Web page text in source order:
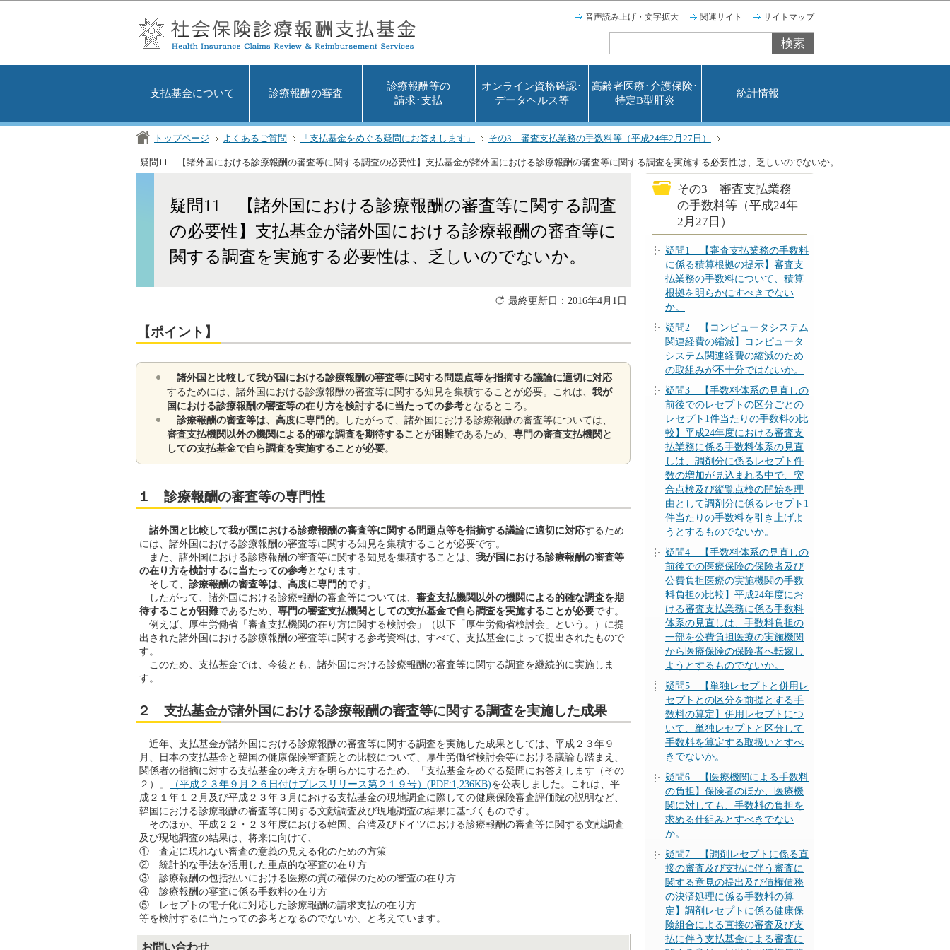
音声読み上げ・文字拡大 関連サイト サイトマップ
支払基金について 診療報酬の審査
診療報酬等の
請求･支払
オンライン資格確認･
データヘルス等
高齢者医療･介護保険･
特定B型肝炎
統計情報
トップページ よくあるご質問 「支払基金をめぐる疑問にお答えします」 その3 審査支払業務の手数料等（平成24年2月27日）
疑問11 【諸外国における診療報酬の審査等に関する調査の必要性】支払基金が諸外国における診療報酬の審査等に関する調査を実施する必要性は、乏しいのでないか。
疑問11 【諸外国における診療報酬の審査等に関する調査
の必要性】支払基金が諸外国における診療報酬の審査等に
関する調査を実施する必要性は、乏しいのでないか。
最終更新日：2016年4月1日
【ポイント】
諸外国と比較して我が国における診療報酬の審査等に関する問題点等を指摘する議論に適切に対応
するためには、諸外国における診療報酬の審査等に関する知見を集積することが必要。これは、 我が
国における診療報酬の審査等の在り方を検討するに当たっての参考となるところ。
診療報酬の審査等は、高度に専門的。したがって、諸外国における診療報酬の審査等については、
審査支払機関以外の機関による的確な調査を期待することが困難であるため、 専門の審査支払機関と
しての支払基金で自ら調査を実施することが必要。
１ 診療報酬の審査等の専門性
諸外国と比較して我が国における診療報酬の審査等に関する問題点等を指摘する議論に適切に対応するため
には、諸外国における診療報酬の審査等に関する知見を集積することが必要です。
また、諸外国における診療報酬の審査等に関する知見を集積することは、 我が国における診療報酬の審査等
の在り方を検討するに当たっての参考となります。
そして、 診療報酬の審査等は、高度に専門的です。
したがって、諸外国における診療報酬の審査等については、 審査支払機関以外の機関による的確な調査を期
待することが困難であるため、 専門の審査支払機関としての支払基金で自ら調査を実施することが必要です。
例えば、厚生労働省「審査支払機関の在り方に関する検討会」（以下「厚生労働省検討会」という。）に提
出された諸外国における診療報酬の審査等に関する参考資料は、すべて、支払基金によって提出されたもので
す。
このため、支払基金では、今後とも、諸外国における診療報酬の審査等に関する調査を継続的に実施しま
す。
２ 支払基金が諸外国における診療報酬の審査等に関する調査を実施した成果
近年、支払基金が諸外国における診療報酬の審査等に関する調査を実施した成果としては、平成２３年９
月、日本の支払基金と韓国の健康保険審査院との比較について、厚生労働省検討会等における議論も踏まえ、
関係者の指摘に対する支払基金の考え方を明らかにするため、「支払基金をめぐる疑問にお答えします（その
２）」
（平成２３年９月２６日付けプレスリリース第２１９号）(PDF:1,236KB)を公表しました。これは、平
成２１年１２月及び平成２３年３月における支払基金の現地調査に際しての健康保険審査評価院の説明など、
韓国における診療報酬の審査等に関する文献調査及び現地調査の結果に基づくものです。
そのほか、平成２２・２３年度における韓国、台湾及びドイツにおける診療報酬の審査等に関する文献調査
及び現地調査の結果は、将来に向けて、
① 査定に現れない審査の意義の見える化のための方策
② 統計的な手法を活用した重点的な審査の在り方
③ 診療報酬の包括払いにおける医療の質の確保のための審査の在り方
④ 診療報酬の審査に係る手数料の在り方
⑤ レセプトの電子化に対応した診療報酬の請求支払の在り方
等を検討するに当たっての参考となるのでないか、と考えています。
お問い合わせ
その3 審査支払業務
の手数料等（平成24年
2月27日）
疑問1 【審査支払業務の手数料
に係る積算根拠の提示】審査支
払業務の手数料について、積算
根拠を明らかにすべきでない
か。
疑問2 【コンピュータシステム
関連経費の縮減】コンピュータ
システム関連経費の縮減のため
の取組みが不十分ではないか。
疑問3 【手数料体系の見直しの
前後でのレセプトの区分ごとの
レセプト1件当たりの手数料の比
較】平成24年度における審査支
払業務に係る手数料体系の見直
しは、調剤分に係るレセプト件
数の増加が見込まれる中で、突
合点検及び縦覧点検の開始を理
由として調剤分に係るレセプト1
件当たりの手数料を引き上げよ
うとするものでないか。
疑問4 【手数料体系の見直しの
前後での医療保険の保険者及び
公費負担医療の実施機関の手数
料負担の比較】平成24年度にお
ける審査支払業務に係る手数料
体系の見直しは、手数料負担の
一部を公費負担医療の実施機関
から医療保険の保険者へ転嫁し
ようとするものでないか。
疑問5 【単独レセプトと併用レ
セプトとの区分を前提とする手
数料の算定】併用レセプトにつ
いて、単独レセプトと区分して
手数料を算定する取扱いとすべ
きでないか。
疑問6 【医療機関による手数料
の負担】保険者のほか、医療機
関に対しても、手数料の負担を
求める仕組みとすべきでない
か。
疑問7 【調剤レセプトに係る直
接の審査及び支払に伴う審査に
関する意見の提出及び債権債務
の決済処理に係る手数料の算
定】調剤レセプトに係る健康保
険組合による直接の審査及び支
払に伴う支払基金による審査に